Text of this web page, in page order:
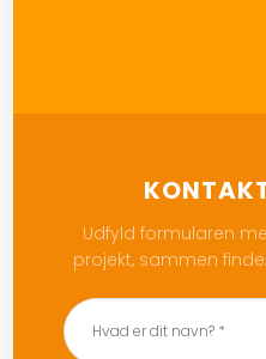
Udfyld formularen
projekt, sammen